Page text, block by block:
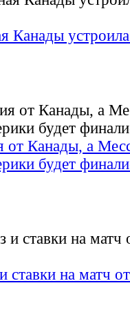
устроила
от Канады, а
будет
на матч